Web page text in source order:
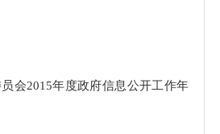
会2015年度政府信息公开工作年